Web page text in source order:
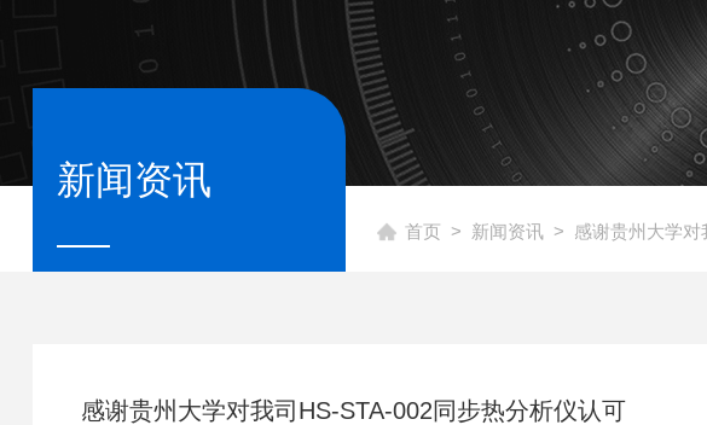
新闻资讯
首页 > 新闻资讯> 感谢贵州大学对
感谢贵州大学对我司HS-STA-002同步热分析仪认可